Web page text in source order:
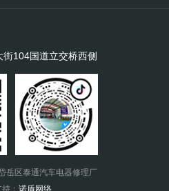
104国道立交桥西侧
岳区泰通汽车电器修理厂
： 诺盾网络